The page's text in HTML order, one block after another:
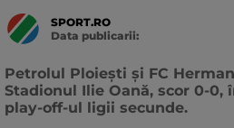
SPORT.RO
Data publicarii:
Petrolul Ploiești și FC
Stadionul Ilie Oană, scor 0-0,
play-off-ul ligii secunde.